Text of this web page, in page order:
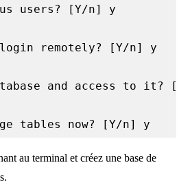
users? [Y/n] y
remotely? [Y/n] y
and access to it?
tables now? [Y/n] y
au terminal et créez une base de